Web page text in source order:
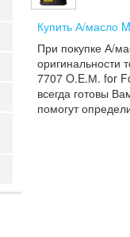
Купить А/масло
При покупке А/
оригинальности
7707 O.E.М. for
всегда готовы
помогут